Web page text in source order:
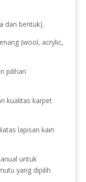
dan bentuk).
(wool, acrylic,
pilihan
kualitas karpet
lapisan kain
untuk
yang dipilih